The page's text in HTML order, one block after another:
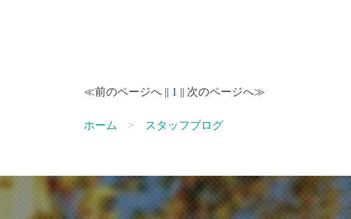
≪前のページへ || 1 || 次のページへ≫
ホーム スタッフブログ